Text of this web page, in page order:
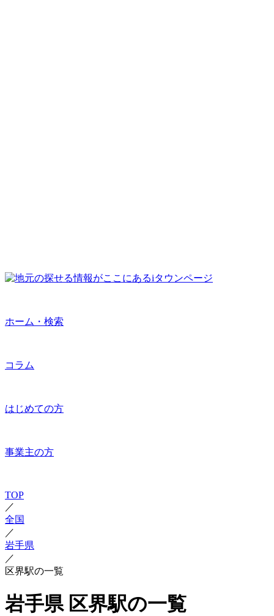
ホーム・検索
コラム
はじめての方
事業主の方
TOP
／
全国
／
岩手県
／
区界駅の一覧
岩手県 区界駅の一覧